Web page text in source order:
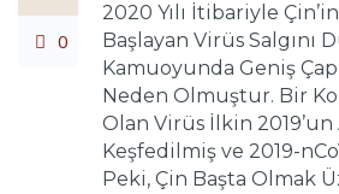
0
2020 Yılı İtibariyle
Başlayan Virüs Salgını
Kamuoyunda Geniş
Neden Olmuştur. Bir
Olan Virüs İlkin 2019’un
Keşfedilmiş ve 2019-
Peki, Çin Başta Olmak